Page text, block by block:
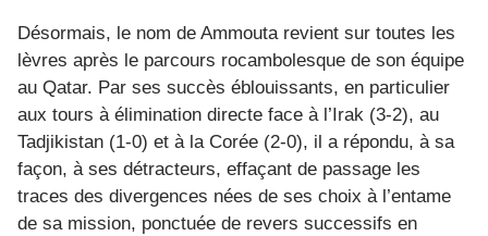
Désormais, le nom de Ammouta revient sur toutes les
lèvres après le parcours rocambolesque de son équipe
au Qatar. Par ses succès éblouissants, en particulier
aux tours à élimination directe face à l’Irak (3-2), au
Tadjikistan (1-0) et à la Corée (2-0), il a répondu, à sa
façon, à ses détracteurs, effaçant de passage les
traces des divergences nées de ses choix à l’entame
de sa mission, ponctuée de revers successifs en